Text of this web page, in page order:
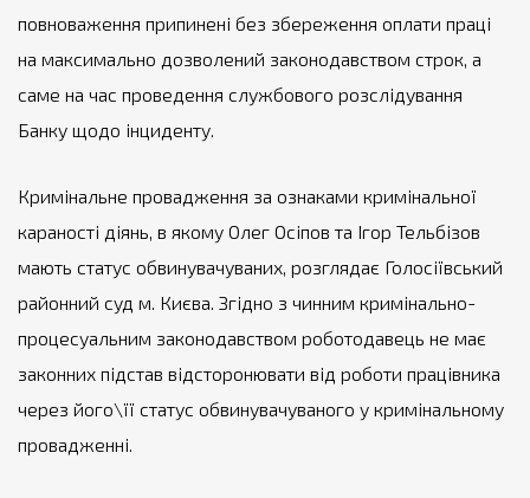
повноваження припинені без збереження оплати праці
на максимально дозволений законодавством строк, а
саме на час проведення службового розслідування
Банку щодо інциденту.
Кримінальне провадження за ознаками кримінальної
караності діянь, в якому Олег Осіпов та Ігор Тельбізов
мають статус обвинувачуваних, розглядає Голосіївський
районний суд м. Києва. Згідно з чинним кримінально-
процесуальним законодавством роботодавець не має
законних підстав відсторонювати від роботи працівника
через його\її статус обвинувачуваного у кримінальному
провадженні.